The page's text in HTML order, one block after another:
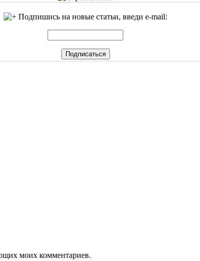
Подпишись на новые статьи, введи e-mail:
моих комментариев.